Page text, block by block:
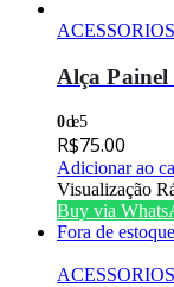
ACESSORIOS
Alça
0de 5
R$75.00
Adicionar ao
Visualização
Buy via
Fora de estoque
ACESSORIOS